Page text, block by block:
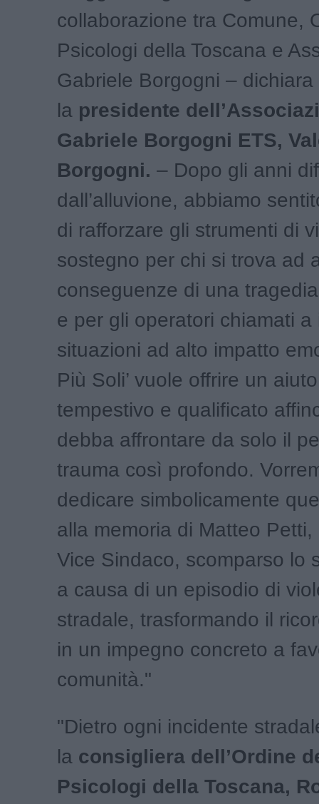
collaborazione tra Comune,
Psicologi della Toscana e
Gabriele Borgogni – dichiara
la presidente
Gabriele Borgogni ETS,
Borgogni. – Dopo gli anni
dall’alluvione, abbiamo
di rafforzare gli strumenti di
sostegno per chi si trova ad
conseguenze di una
e per gli operatori chiamati a
situazioni ad alto impatto
Più Soli’ vuole offrire un
tempestivo e qualificato
debba affrontare da solo il
trauma così profondo.
dedicare simbolicamente
alla memoria di Matteo
Vice Sindaco, scomparso lo
a causa di un episodio di
stradale, trasformando il
in un impegno concreto a
comunità."
"Dietro ogni incidente
la consigliera dell’Ordine
Psicologi della Toscana,